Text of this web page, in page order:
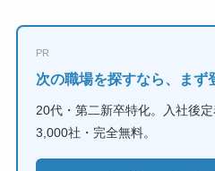
PR
次の職場を探すなら、まず
20代・第二新卒特化。入社後
3,000社・完全無料。